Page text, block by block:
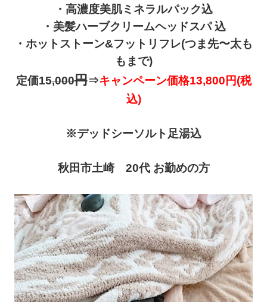
・高濃度美肌ミネラルパック込
・美髪ハーブクリームヘッドスパ 込
・ ホットストーン&フットリフレ(つま先〜太も
もまで)
定価15,000円⇒キャンペーン価格13,800円(税
込)
※デッドシーソルト 足湯込
秋田市土崎 20代 お勤めの方